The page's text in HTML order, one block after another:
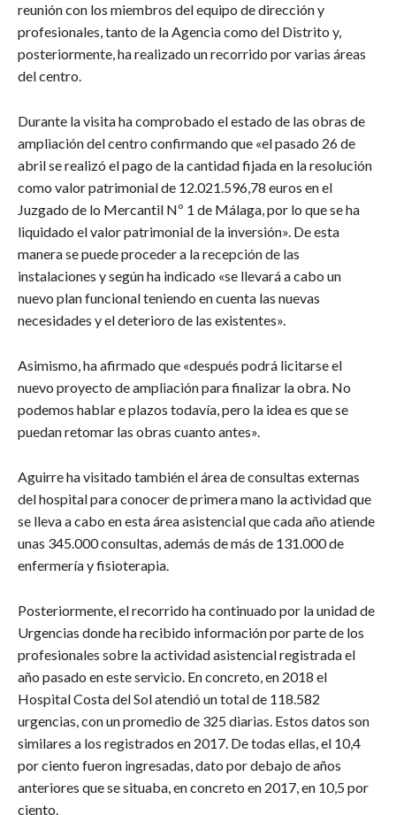
reunión con los miembros del equipo de dirección y
profesionales, tanto de la Agencia como del Distrito y,
posteriormente, ha realizado un recorrido por varias áreas
del centro.
Durante la visita ha comprobado el estado de las obras de
ampliación del centro confirmando que «el pasado 26 de
abril se realizó el pago de la cantidad fijada en la resolución
como valor patrimonial de 12.021.596,78 euros en el
Juzgado de lo Mercantil Nº 1 de Málaga, por lo que se ha
liquidado el valor patrimonial de la inversión». De esta
manera se puede proceder a la recepción de las
instalaciones y según ha indicado «se llevará a cabo un
nuevo plan funcional teniendo en cuenta las nuevas
necesidades y el deterioro de las existentes».
Asimismo, ha afirmado que «después podrá licitarse el
nuevo proyecto de ampliación para finalizar la obra. No
podemos hablar e plazos todavía, pero la idea es que se
puedan retomar las obras cuanto antes».
Aguirre ha visitado también el área de consultas externas
del hospital para conocer de primera mano la actividad que
se lleva a cabo en esta área asistencial que cada año atiende
unas 345.000 consultas, además de más de 131.000 de
enfermería y fisioterapia.
Posteriormente, el recorrido ha continuado por la unidad de
Urgencias donde ha recibido información por parte de los
profesionales sobre la actividad asistencial registrada el
año pasado en este servicio. En concreto, en 2018 el
Hospital Costa del Sol atendió un total de 118.582
urgencias, con un promedio de 325 diarias. Estos datos son
similares a los registrados en 2017. De todas ellas, el 10,4
por ciento fueron ingresadas, dato por debajo de años
anteriores que se situaba, en concreto en 2017, en 10,5 por
ciento.